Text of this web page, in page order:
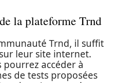
la plateforme Trnd
Trnd, il suffit
leur site internet.
accéder à
de tests proposées